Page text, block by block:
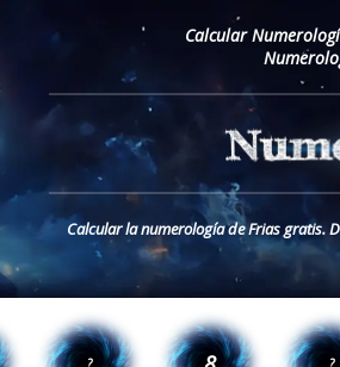
Calcular
Calcular la numerología de Frias gratis.